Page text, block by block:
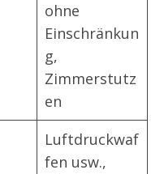
ohne
Einschränkun
g,
Zimmerstutz
en
Luftdruckwaf
fen usw.,